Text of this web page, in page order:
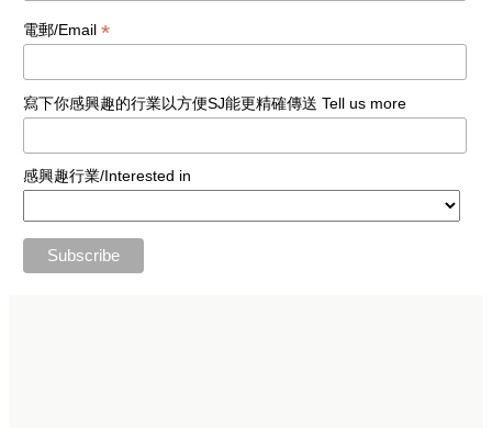
電郵/Email *
寫下你感興趣的行業以方便SJ能更精確傳送 Tell us more
感興趣行業/Interested in